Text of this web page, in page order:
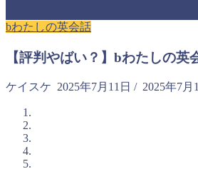
bわたしの英会話
【評判やばい？】bわたしの
ケイスケ 2025年7月11日 / 2025年7月